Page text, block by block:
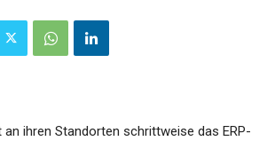
an ihren Standorten schrittweise das ERP-